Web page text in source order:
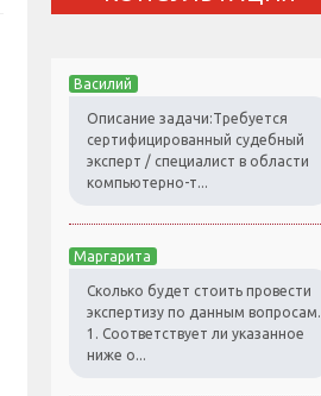
Василий
Описание задачи:Требуется
сертифицированный судебный
эксперт / специалист в области
компьютерно-т...
Маргарита
Сколько будет стоить провести
экспертизу по данным вопросам.
1. Соответствует ли указанное
ниже о...